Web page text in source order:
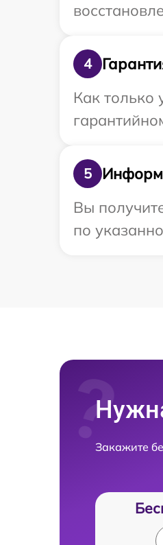
4
Как только
5
Вы
по
Закажите